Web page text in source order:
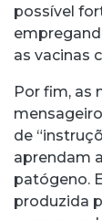
possível
as vacinas
Por fim, as
de
aprendam
patógeno.
produzida